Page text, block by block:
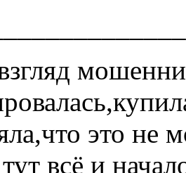
это не
всё и